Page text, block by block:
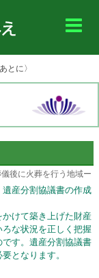
とに〉
儀後に火葬を行う地域ー
産分割協議書の作成
けて築き上げた財産
な状況を正しく把握
す。遺産分割協議書
となります。